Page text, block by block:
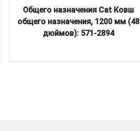
Общего назначения Cat Ковш
общего назначения, 1200 мм (48
дюймов): 571-2894